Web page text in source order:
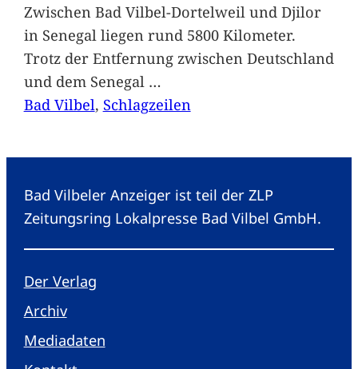
Zwischen Bad Vilbel-Dortelweil und Djilor
in Senegal liegen rund 5800 Kilometer.
Trotz der Entfernung zwischen Deutschland
und dem Senegal …
Bad Vilbel, Schlagzeilen
Bad Vilbeler Anzeiger ist teil der ZLP
Zeitungsring Lokalpresse Bad Vilbel GmbH.
Der Verlag
Archiv
Mediadaten